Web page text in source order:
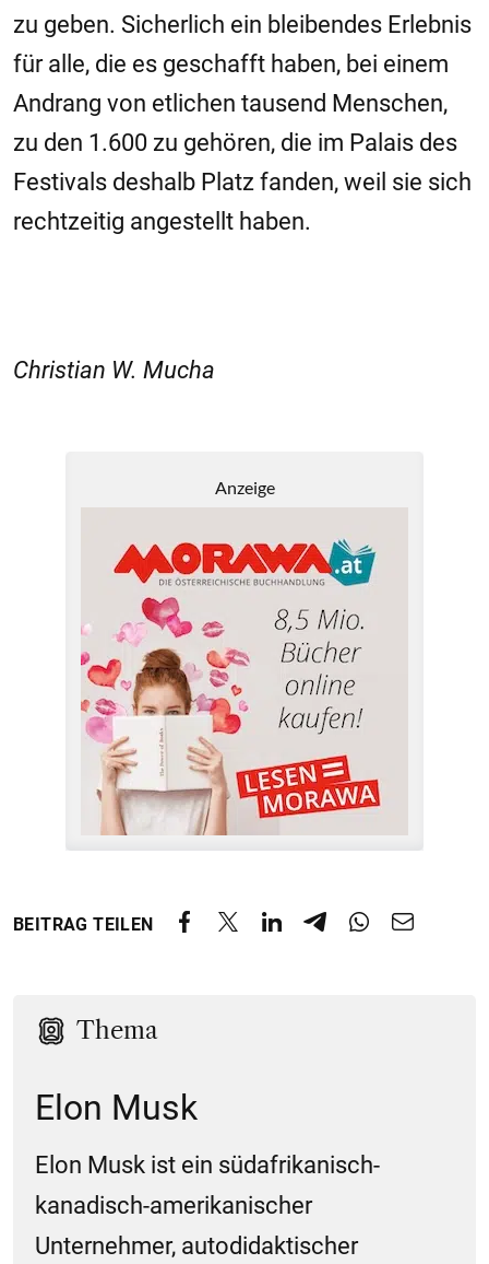
zu geben. Sicherlich ein bleibendes Erlebnis
für alle, die es geschafft haben, bei einem
Andrang von etlichen tausend Menschen,
zu den 1.600 zu gehören, die im Palais des
Festivals deshalb Platz fanden, weil sie sich
rechtzeitig angestellt haben.
Christian W. Mucha
Anzeige
BEITRAG TEILEN
Thema
Elon Musk
Elon Musk ist ein südafrikanisch-
kanadisch-amerikanischer
Unternehmer, autodidaktischer